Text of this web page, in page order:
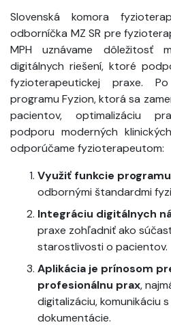
Slovenská komora
odborníčka MZ SR pre
MPH uznávame dôležitosť
digitálnych riešení, ktoré
fyzioterapeutickej praxe.
programu Fyzion, ktorá sa
pacientov, optimalizáciu
podporu moderných
odporúčame fyzioterapeutom:
Využiť funkcie programu
odbornými štandardmi
Integráciu digitálnych
praxe zohľadniť ako
starostlivosti o pacientov.
Aplikácia je prínosom
profesionálnu prax,
digitalizáciu, komunikáciu
dokumentácie.